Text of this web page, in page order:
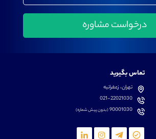
تماس بگیرید
تهران، زعفرانیه
021-22021030
90001030(بدون پیش شماره)